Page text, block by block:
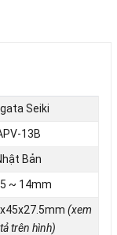
Seiki
13B
Bản
~ 14mm
(xem
trên hình)